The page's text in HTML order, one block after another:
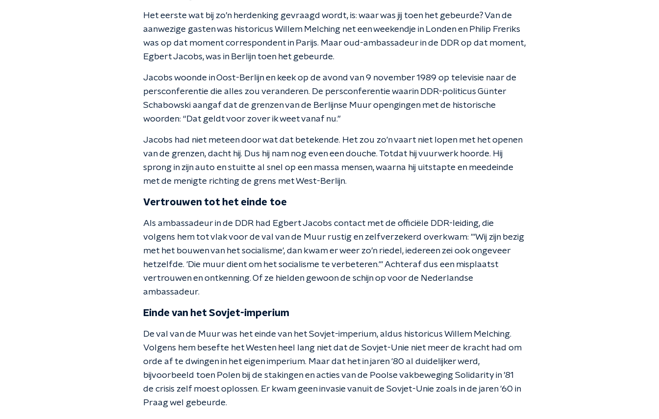
Het eerste wat bij zo’n herdenking gevraagd wordt, is: waar was jij toen het gebeurde? Van de
aanwezige gasten was historicus Willem Melching net een weekendje in Londen en Philip Freriks
was op dat moment correspondent in Parijs. Maar oud-ambassadeur in de DDR op dat moment,
Egbert Jacobs, was in Berlijn toen het gebeurde.
Jacobs woonde in Oost-Berlijn en keek op de avond van 9 november 1989 op televisie naar de
persconferentie die alles zou veranderen. De persconferentie waarin DDR-politicus Günter
Schabowski aangaf dat de grenzen van de Berlijnse Muur opengingen met de historische
woorden: “Dat geldt voor zover ik weet vanaf nu.”
Jacobs had niet meteen door wat dat betekende. Het zou zo'n vaart niet lopen met het openen
van de grenzen, dacht hij. Dus hij nam nog even een douche. Totdat hij vuurwerk hoorde. Hij
sprong in zijn auto en stuitte al snel op een massa mensen, waarna hij uitstapte en meedeinde
met de menigte richting de grens met West-Berlijn.
Vertrouwen tot het einde toe
Als ambassadeur in de DDR had Egbert Jacobs contact met de officiële DDR-leiding, die
volgens hem tot vlak voor de val van de Muur rustig en zelfverzekerd overkwam: "'Wij zijn bezig
met het bouwen van het socialisme', dan kwam er weer zo’n riedel, iedereen zei ook ongeveer
hetzelfde. 'Die muur dient om het socialisme te verbeteren.'" Achteraf dus een misplaatst
vertrouwen en ontkenning. Of ze hielden gewoon de schijn op voor de Nederlandse
ambassadeur.
Einde van het Sovjet-imperium
De val van de Muur was het einde van het Sovjet-imperium, aldus historicus Willem Melching.
Volgens hem besefte het Westen heel lang niet dat de Sovjet-Unie niet meer de kracht had om
orde af te dwingen in het eigen imperium. Maar dat het in jaren '80 al duidelijker werd,
bijvoorbeeld toen Polen bij de stakingen en acties van de Poolse vakbeweging Solidarity in ’81
de crisis zelf moest oplossen. Er kwam geen invasie vanuit de Sovjet-Unie zoals in de jaren '60 in
Praag wel gebeurde.